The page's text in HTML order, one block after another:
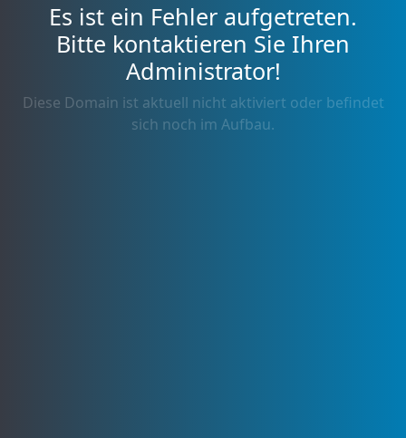
Es ist ein Fehler aufgetreten.
Bitte kontaktieren Sie Ihren
Administrator!
Diese Domain ist aktuell nicht aktiviert oder befindet
sich noch im Aufbau.